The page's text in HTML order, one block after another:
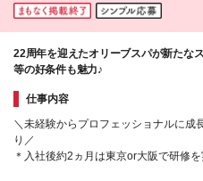
22周年を迎えたオリーブスパが新たな
等の好条件も魅力♪
仕事内容
＼未経験からプロフェッショナルに成
り／
＊入社後約2ヵ月は東京or大阪で研修